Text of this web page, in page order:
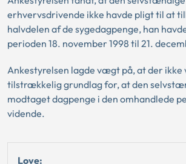
erhvervsdrivende ikke havde pligt til at
halvdelen af de sygedagpenge, han
perioden 18. november 1998 til 21.
Ankestyrelsen lagde vægt på, at der ikke
tilstrækkelig grundlag for, at den
modtaget dagpenge i den omhandlede
vidende.
Love: